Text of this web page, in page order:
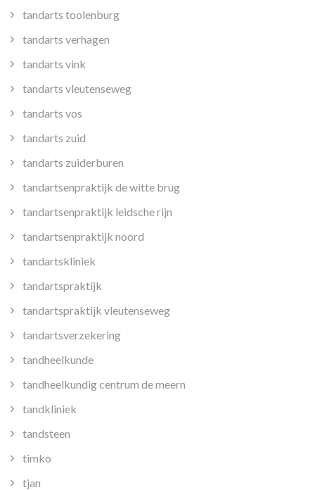
tandarts toolenburg
tandarts verhagen
tandarts vink
tandarts vleutenseweg
tandarts vos
tandarts zuid
tandarts zuiderburen
tandartsenpraktijk de witte brug
tandartsenpraktijk leidsche rijn
tandartsenpraktijk noord
tandartskliniek
tandartspraktijk
tandartspraktijk vleutenseweg
tandartsverzekering
tandheelkunde
tandheelkundig centrum de meern
tandkliniek
tandsteen
timko
tjan